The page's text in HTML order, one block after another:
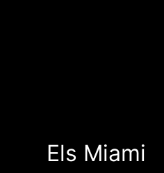
Els Miami